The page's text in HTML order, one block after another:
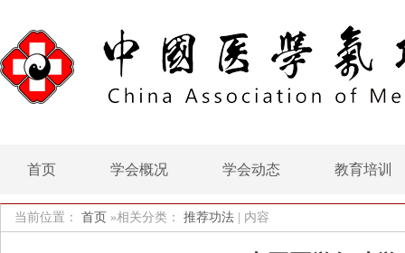
首页 学会概况 学会动态 教育培训
当前位置： 首页 »相关分类： 推荐功法 内容